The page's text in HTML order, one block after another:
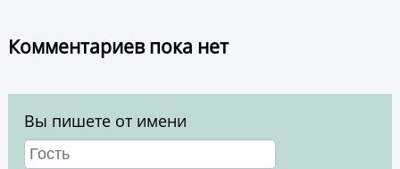
Комментариев пока нет
Вы пишете от имени